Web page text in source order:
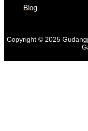
Blog
Copyright © 2025